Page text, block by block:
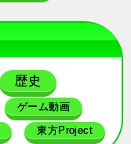
歴史
ゲーム動画
東方Project